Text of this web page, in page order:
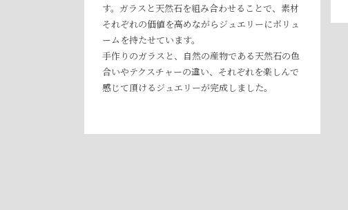
す。ガラスと天然石を組み合わせることで、素材
それぞれの価値を高めながらジュエリーにボリュ
ームを持たせています。
手作りのガラスと、自然の産物である天然石の色
合いやテクスチャーの違い、それぞれを楽しんで
感じて頂けるジュエリーが完成しました。